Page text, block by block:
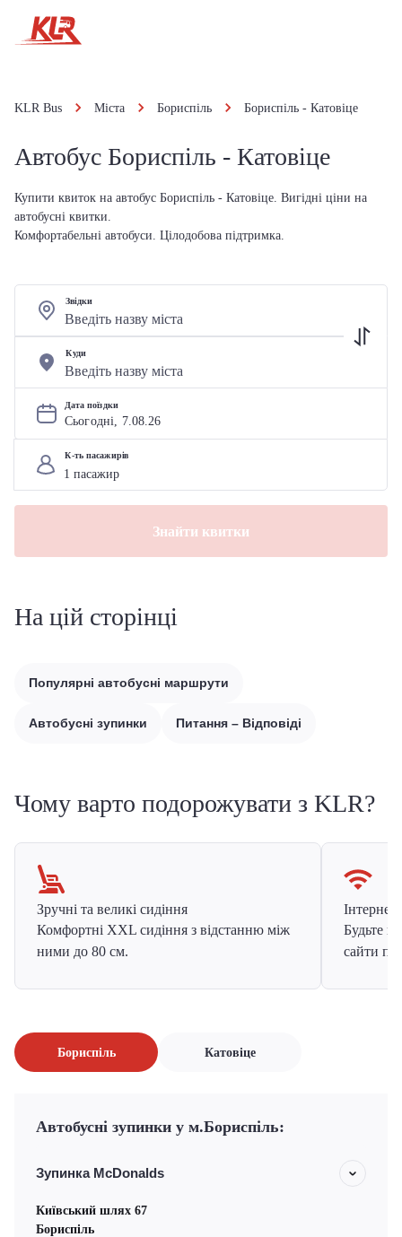
KLR Bus Міста Бориспіль Бориспіль - Катовіце
Автобус Бориспіль - Катовіце
Купити квиток на автобус Бориспіль - Катовіце. Вигідні ціни на
автобусні квитки.
Комфортабельні автобуси. Цілодобова підтримка.
Звідки
Куди
Дата поїздки
Сьогодні, 7.08.26
К-ть пасажирів
Знайти квитки
На цій сторінці
Популярні автобусні маршрути
Автобусні зупинки Питання – Відповіді
Чому варто подорожувати з KLR?
Зручні та великі сидіння
Комфортні XXL сидіння з відстанню між
ними до 80 см.
Інтернет
Будьте
сайти
Бориспіль Катовіце
Автобусні зупинки у м.Бориспіль:
Зупинка McDonalds
Київський шлях 67
Бориспіль